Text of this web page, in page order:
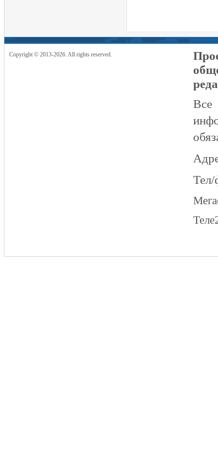
Copyright © 2013-2026. All rights reserved.